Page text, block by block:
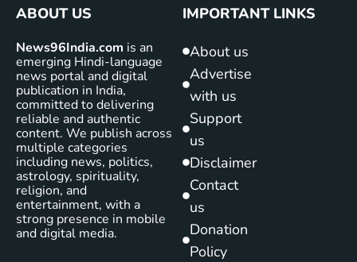
ABOUT US
News96India.com is an
emerging Hindi-language
news portal and digital
publication in India,
committed to delivering
reliable and authentic
content. We publish across
multiple categories
including news, politics,
astrology, spirituality,
religion, and
entertainment, with a
strong presence in mobile
and digital media.
IMPORTANT LINKS
About us
Advertise
with us
Support
us
Disclaimer
Contact
us
Donation
Policy